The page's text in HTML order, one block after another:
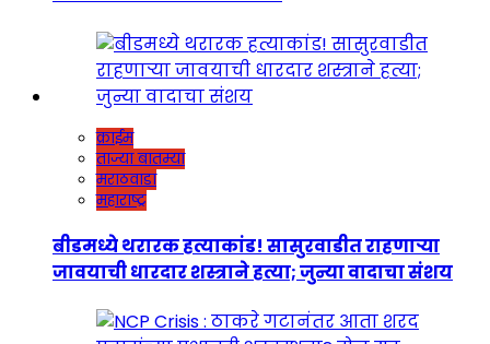
क्राईम
ताज्या बातम्या
मराठवाडा
महाराष्ट्र
बीडमध्ये थरारक हत्याकांड! सासुरवाडीत राहणाऱ्या
जावयाची धारदार शस्त्राने हत्या; जुन्या वादाचा संशय